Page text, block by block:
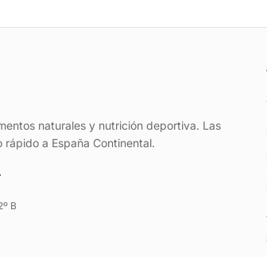
naturales y nutrición deportiva. Las
rápido a España Continental.
B